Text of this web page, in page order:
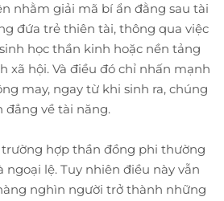
nhằm giải mã bí ẩn đằng sau tài
đứa trẻ thiên tài, thông qua việc
học thần kinh hoặc nền tảng
xã hội. Và điều đó chỉ nhấn mạnh
may, ngay từ khi sinh ra, chúng
đẳng về tài năng.
hợp thần đồng phi thường
ngoại lệ. Tuy nhiên điều này vẫn
nghìn người trở thành những